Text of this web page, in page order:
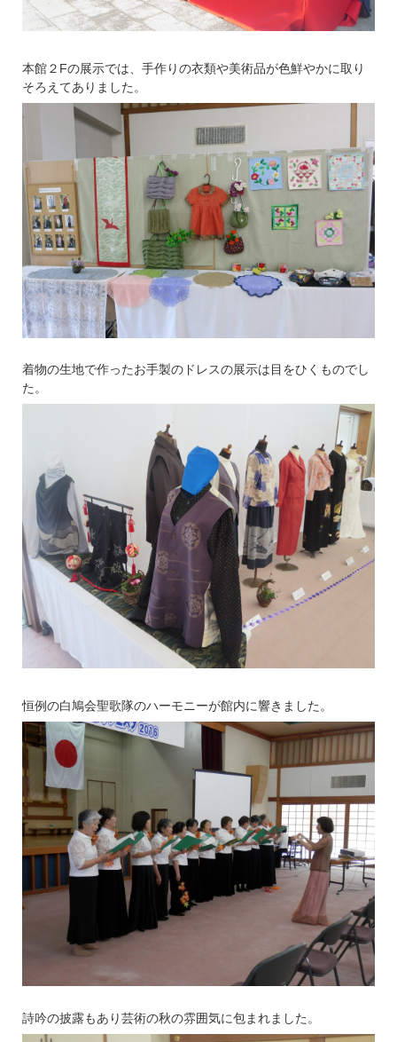
本館２Fの展示では、手作りの衣類や美術品が色鮮やかに取り
そろえてありました。
着物の生地で作ったお手製のドレスの展示は目をひくものでし
た。
恒例の白鳩会聖歌隊のハーモニーが館内に響きました。
詩吟の披露もあり芸術の秋の雰囲気に包まれました。